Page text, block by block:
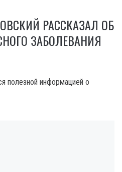
РАССКАЗАЛ ОБ
ЗАБОЛЕВАНИЯ
полезной информацией о